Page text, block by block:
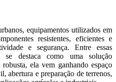
equipamentos utilizados em
resistentes, eficientes e
e segurança. Entre essas
se destaca como uma solução
ela vem ganhando espaço
abertura e preparação de terrenos,